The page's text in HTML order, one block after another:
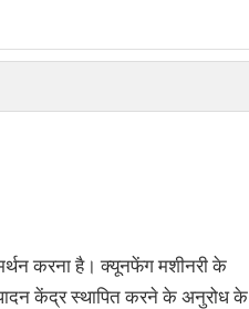
करना है। क्यूनफेंग मशीनरी के
केंद्र स्थापित करने के अनुरोध के